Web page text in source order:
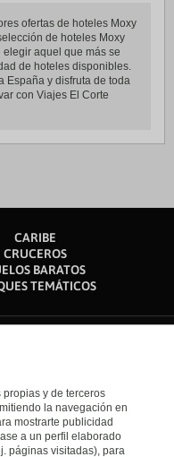
ofertas de hoteles Moxy
de hoteles Moxy
aquel que más se
de hoteles disponibles.
España y disfruta de toda
con Viajes El Corte
CARIBE
CRUCEROS
BARATOS
TEMÁTICOS
y de terceros
la navegación en
mostrarte publicidad
a un perfil elaborado
páginas visitadas), para